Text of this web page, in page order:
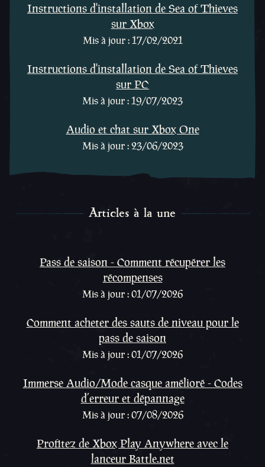
Instructions d'installation de Sea of Thieves
sur Xbox
Mis à jour : 17/02/2021
Instructions d'installation de Sea of Thieves
sur PC
Mis à jour : 19/07/2023
Audio et chat sur Xbox One
Mis à jour : 23/06/2023
Articles à la une
Pass de saison - Comment récupérer les
récompenses
Mis à jour : 01/07/2026
Comment acheter des sauts de niveau pour le
pass de saison
Mis à jour : 01/07/2026
Immerse Audio/Mode casque amélioré - Codes
d’erreur et dépannage
Mis à jour : 07/08/2026
Profitez de Xbox Play Anywhere avec le
lanceur Battle.net